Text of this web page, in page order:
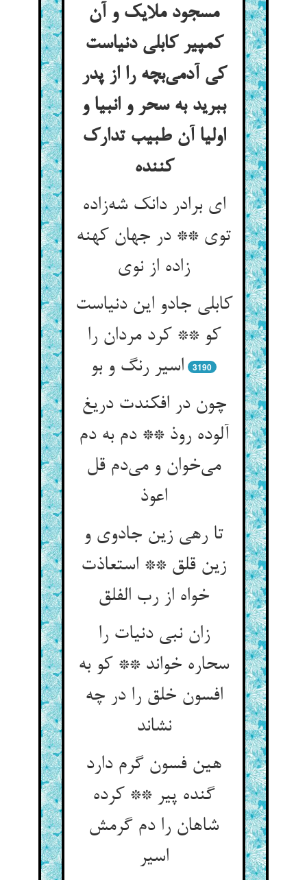
مسجود ملایک و آن
کمپیر کابلی دنیاست
کی آدمی‌بچه را از پدر
ببرید به سحر و انبیا و
اولیا آن طبیب تدارک
کننده
ای برادر دانک شه‌زاده
توی ** در جهان کهنه
زاده از نوی
کابلی جادو این دنیاست
کو ** کرد مردان را
اسیر رنگ و بو
3190
چون در افکندت دریغ
آلوده روذ ** دم به دم
می‌خوان و می‌دم قل
اعوذ
تا رهی زین جادوی و
زین قلق ** استعاذت
خواه از رب الفلق
زان نبی دنیات را
سحاره خواند ** کو به
افسون خلق را در چه
نشاند
هین فسون گرم دارد
گنده پیر ** کرده
شاهان را دم گرمش
اسیر